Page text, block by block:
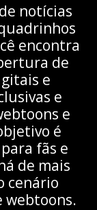
notícias
encontra
de
e
e
e
é
fãs e
de mais
cenário
webtoons.